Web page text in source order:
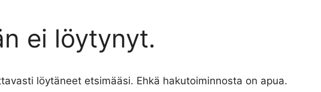
ei löytynyt.
löytäneet etsimääsi. Ehkä hakutoiminnosta on apua.